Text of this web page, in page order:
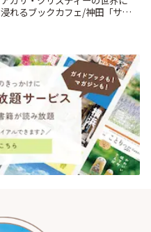
浸れるブックカフェ/神田「サロ